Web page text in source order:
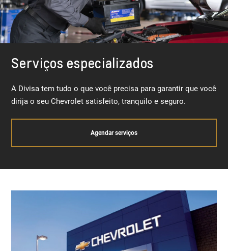
Serviços especializados
A Divisa tem tudo o que você precisa para garantir que você
dirija o seu Chevrolet satisfeito, tranquilo e seguro.
Agendar serviços